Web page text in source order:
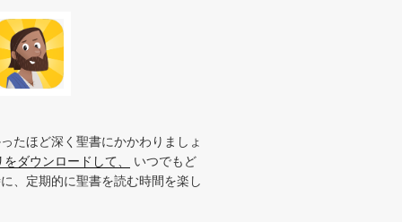
たほど深く聖書にかかわりましょ
ダウンロードして、
いつでもど
、定期的に聖書を読む時間を楽し